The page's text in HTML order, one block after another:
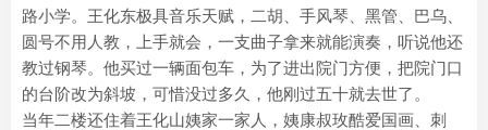
路小学。王化东极具音乐天赋，二胡、手风琴、黑管、巴乌、
圆号不用人教，上手就会，一支曲子拿来就能演奏，听说他还
教过钢琴。他买过一辆面包车，为了进出院门方便，把院门口
的台阶改为斜坡，可惜没过多久，他刚过五十就去世了。
当年二楼还住着王化山姨家一家人，姨康叔玫酷爱国画、刺